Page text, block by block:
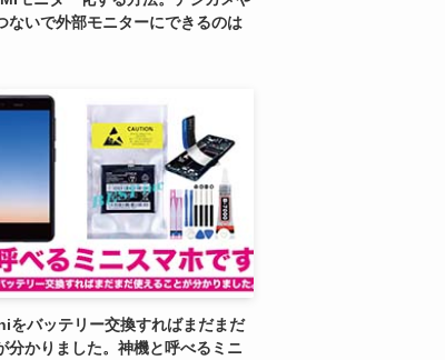
ないで外部モニターにできるのは
をバッテリー交換すればまだまだ
分かりました。神機と呼べるミニ